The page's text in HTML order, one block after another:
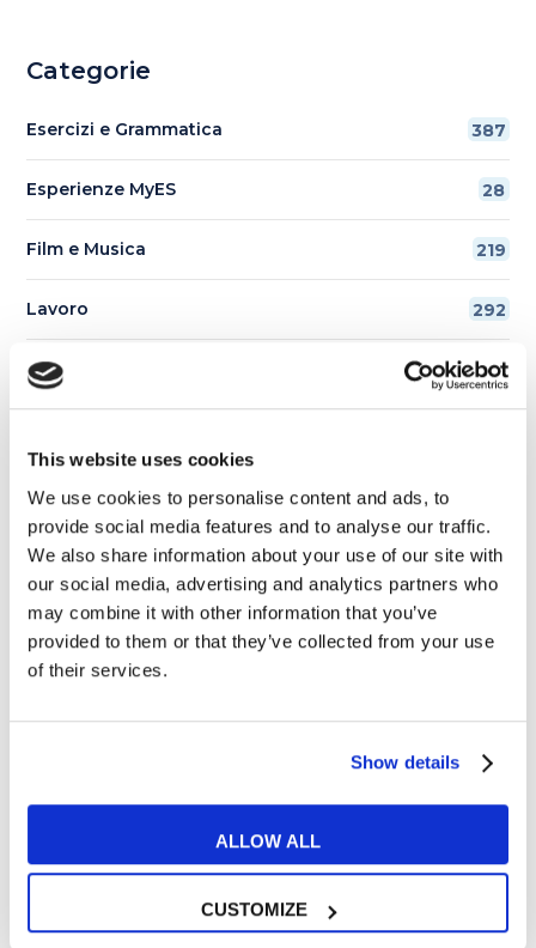
This website uses cookies
We use cookies to personalise content and ads, to
provide social media features and to analyse our traffic.
We also share information about your use of our site with
our social media, advertising and analytics partners who
may combine it with other information that you’ve
provided to them or that they’ve collected from your use
of their services.
Show details
ALLOW ALL
CUSTOMIZE
Categorie
Esercizi e Grammatica 387
Esperienze MyES 28
Film e Musica 219
Lavoro 292
Senza categoria 6
Ti è piaciuto l'articolo?
Non perderti più nulla da My English School. Tutte le
ultime news - consigli - promozioni esclusive per te.